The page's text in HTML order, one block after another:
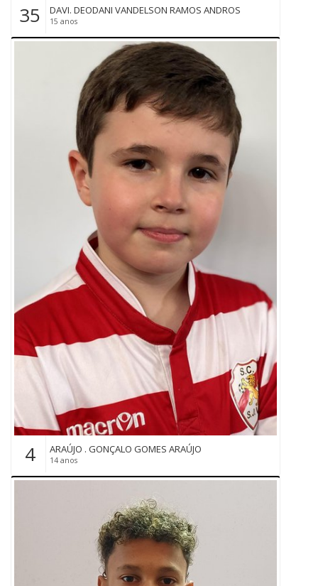
35 DAVI. DEODANI VANDELSON RAMOS ANDROS
15 anos
4 ARAÚJO . GONÇALO GOMES ARAÚJO
14 anos